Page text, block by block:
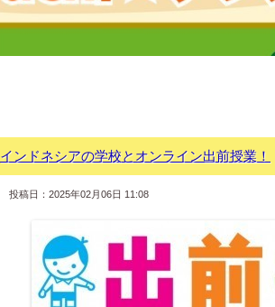
インドネシアの学校とオンライン出前授業！
投稿日：2025年02月06日 11:08